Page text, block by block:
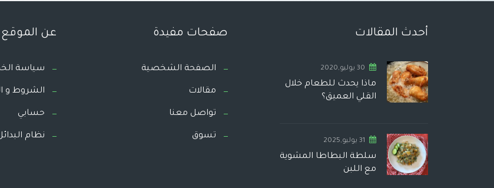
أحدث المقالات
30 يوليو,2020
ماذا يحدث للطعام خلال
القلي العميق؟
31 يوليو,2025
سلطة البطاطا المشوية
مع اللبن
صفحات مفيدة
الصفحة الشخصية
مقالات
تواصل معنا
تسوق
عن الموقع
سياسة
الشروط و
حسابي
نظام